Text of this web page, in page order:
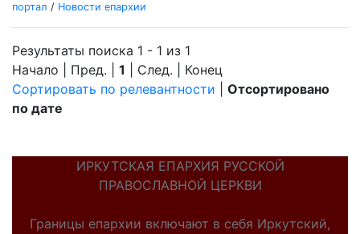
портал / Новости епархии
Результаты поиска 1 - 1 из 1
Начало | Пред. | 1 | След. | Конец
Сортировать по релевантности
Отсортировано
по дате
ИРКУТСКАЯ ЕПАРХИЯ РУССКОЙ
ПРАВОСЛАВНОЙ ЦЕРКВИ
Границы епархии включают в себя Иркутский,